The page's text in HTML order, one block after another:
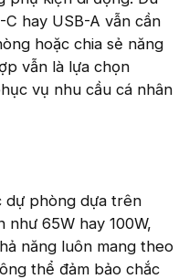
hay USB-A vẫn cần
hoặc chia sẻ năng
vẫn là lựa chọn
vụ nhu cầu cá nhân
dự phòng dựa trên
65W hay 100W,
năng luôn mang theo
thể đảm bảo chắc